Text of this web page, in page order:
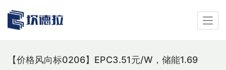
【价格风向标0206】EPC3.51元/W，储能1.69